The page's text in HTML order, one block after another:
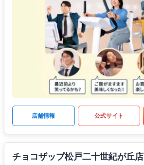
店舗情報 公式サイト
チョコザップ松戸二十世紀が丘店